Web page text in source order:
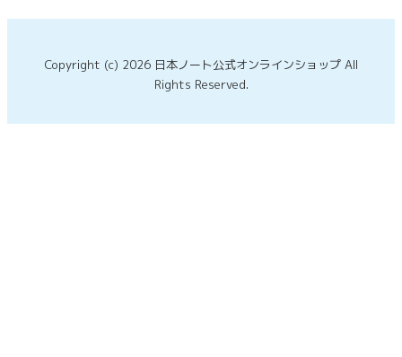
Copyright (c) 2026 日本ノート公式オンラインショップ All
Rights Reserved.